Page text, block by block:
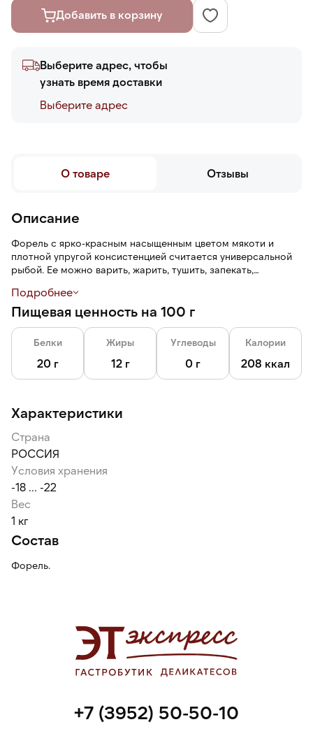
Добавить в корзину
Выберите адрес, чтобы
узнать время доставки
Выберите адреc
О товаре Отзывы
Описание
Форель с ярко-красным насыщенным цветом мякоти и
плотной упругой консистенцией считается универсальной
рыбой. Ее можно варить, жарить, тушить, запекать,
посторонних запахов, прост в применении.
Подробнее
Пищевая ценность на 100 г
Белки
20 г
Жиры
12 г
Углеводы
0 г
Калории
208 ккал
Характеристики
Страна
РОССИЯ
Условия хранения
-18 ... -22
Вес
1 кг
Состав
Форель.
+7 (3952) 50-50-10